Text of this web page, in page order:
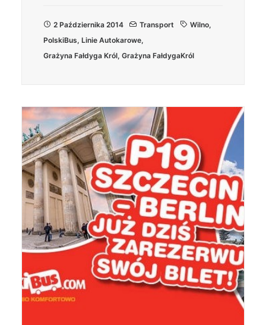
2 Października 2014 Transport Wilno,
PolskiBus, Linie Autokarowe,
Grażyna Fałdyga Król, Grażyna FałdygaKról